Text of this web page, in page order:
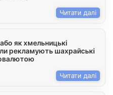
Читати далі
як хмельницькі
рекламують шахрайські
Читати далі